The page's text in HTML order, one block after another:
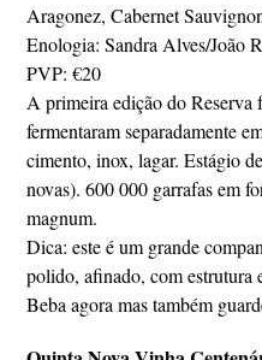
Aragonez, Cabernet
Enologia: Sandra Alves/João
PVP: €20
A primeira edição do Reserva
fermentaram separadamente
cimento, inox, lagar. Estágio
novas). 600 000 garrafas em
magnum.
Dica: este é um grande
polido, afinado, com estrutura
Beba agora mas também